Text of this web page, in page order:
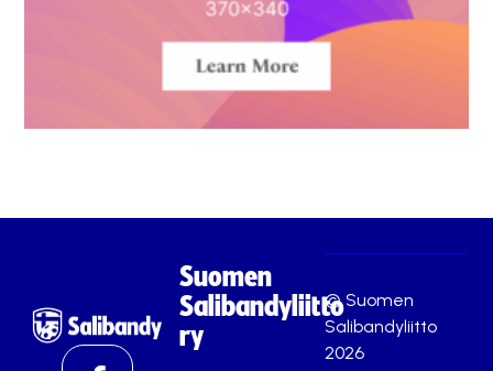
Suomen
Salibandyliitto
ry
© Suomen
Salibandyliitto
2026